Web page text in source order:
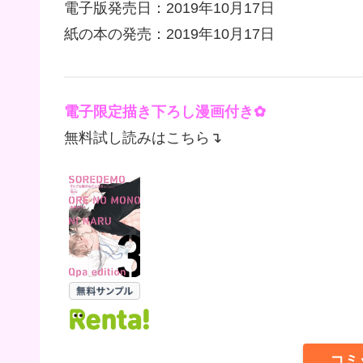
電子版発売日：2019年10月17日
紙の本の発売：2019年10月17日
電子限定描き下ろし漫画付き✿
無料試し読みはこちら↴